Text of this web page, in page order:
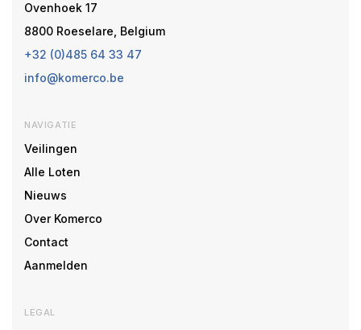
Ovenhoek 17
8800 Roeselare, Belgium
+32 (0)485 64 33 47
info@komerco.be
NAVIGATIE
Veilingen
Alle Loten
Nieuws
Over Komerco
Contact
Aanmelden
LEGAL